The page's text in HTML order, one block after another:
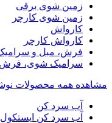
زمین شوی برقی
زمین شوی کارچر
کارواش
کارواش کارچر
فرش، مبل و
سرامیک شوی،
مشاهده همه محصولات
آب سرد کن
آب سرد کن ایستکول